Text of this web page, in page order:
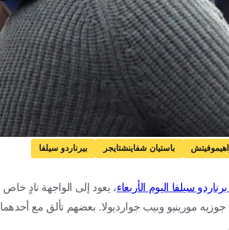
باستيان شفاينشتايجر
بيرناردو سيلفا
سيلفا اليوم الأربعاء، يعود إلى الواجهة نادٍ خاص
جوزيه مورينيو وبيب جوارديولا. بعضهم تألق مع أحدهما